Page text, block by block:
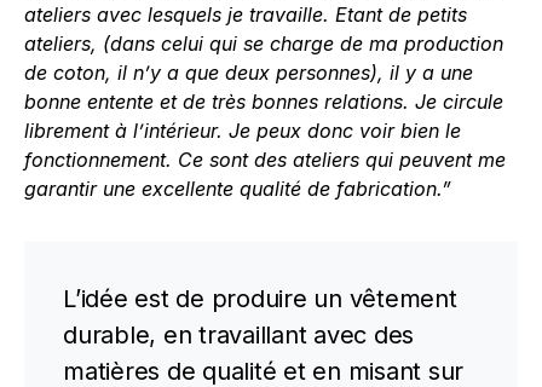
ateliers avec lesquels je travaille. Etant de petits
ateliers, (dans celui qui se charge de ma production
de coton, il n’y a que deux personnes), il y a une
bonne entente et de très bonnes relations. Je circule
librement à l’intérieur. Je peux donc voir bien le
fonctionnement. Ce sont des ateliers qui peuvent me
garantir une excellente qualité de fabrication.”
L’idée est de produire un vêtement
durable, en travaillant avec des
matières de qualité et en misant sur